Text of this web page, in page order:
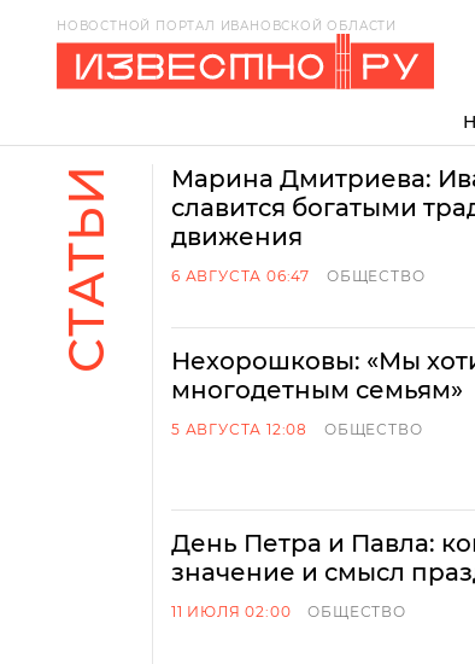
НОВОСТНОЙ ПОРТАЛ ИВАНОВСКОЙ ОБЛАСТИ
СТАТЬИ
Марина Дмитриева:
славится богатыми
движения
6 АВГУСТА 06:47 ОБЩЕСТВО
Нехорошковы: «Мы
многодетным семьям»
5 АВГУСТА 12:08 ОБЩЕСТВО
День Петра и Павла:
значение и смысл
11 ИЮЛЯ 02:00 ОБЩЕСТВО